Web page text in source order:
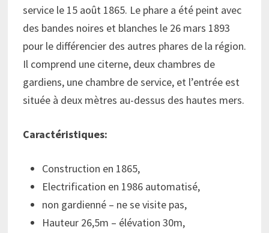
service le 15 août 1865. Le phare a été peint avec
des bandes noires et blanches le 26 mars 1893
pour le différencier des autres phares de la région.
Il comprend une citerne, deux chambres de
gardiens, une chambre de service, et l’entrée est
située à deux mètres au-dessus des hautes mers.
Caractéristiques:
Construction en 1865,
Electrification en 1986 automatisé,
non gardienné – ne se visite pas,
Hauteur 26,5m – élévation 30m,